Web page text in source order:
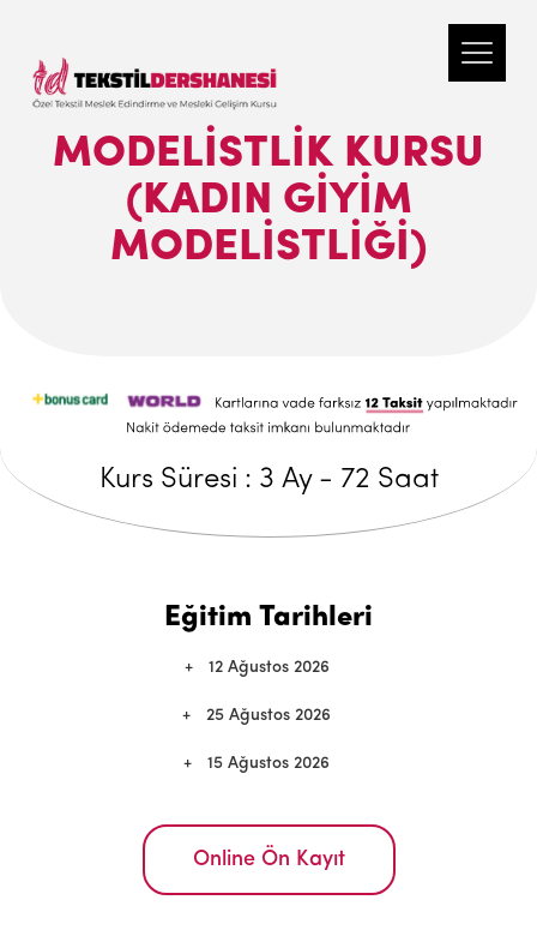
MODELİSTLİK KURSU
(KADIN GİYİM
MODELİSTLİĞİ)
Kurs Süresi : 3 Ay - 72 Saat
Eğitim Tarihleri
12 Ağustos 2026
25 Ağustos 2026
15 Ağustos 2026
Online Ön Kayıt